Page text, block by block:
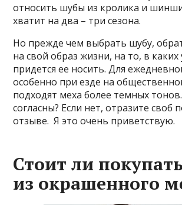
относить шубы из кролика и
хватит на два – три сезона.
Но прежде чем выбрать шубу,
на свой образ жизни, на то, в каких
придется ее носить. Для
особенно при езде на
подходят меха более темных
согласны? Если нет, отразите своб
отзыве. Я это очень приветствую.
Стоит ли
из окрашенного